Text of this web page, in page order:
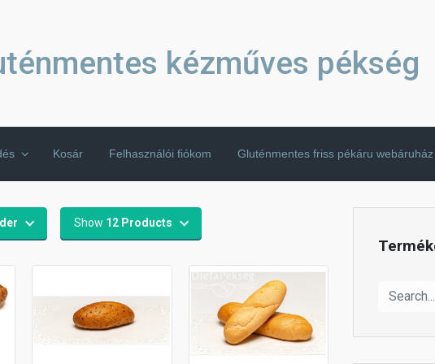
kézműves pékség
Kosár Felhasználói fiókom Gluténmentes friss pékáru webáruház
Show 12 Products